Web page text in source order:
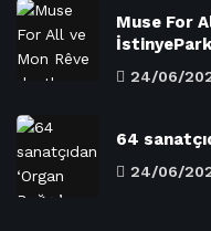
Muse For
24/06/
64
24/06/